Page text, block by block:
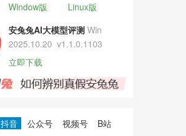
Window版
Linux版
安兔兔AI大模型评测 Win
2025.10.20 v1.1.0.1103
立即下载
抖音 公众号 视频号 B站